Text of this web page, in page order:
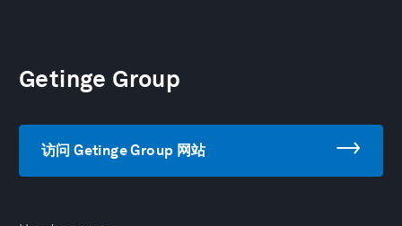
Getinge Group
访问 Getinge Group 网站